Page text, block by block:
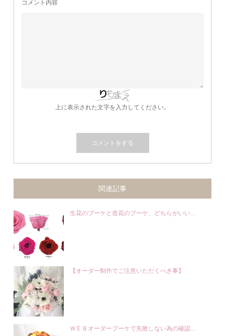
コメント内容
上に表示された文字を入力してください。
関連記事
生花のブーケと造花のブーケ、どちらがいい...
【オーダー制作でご注意いただくべき事】
ＷＥＢオーダーブーケで失敗しない為の確認...